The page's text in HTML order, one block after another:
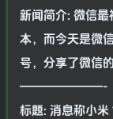
新闻简介: 微信最
本，而今天是微
号，分享了微信
———————-
标题: 消息称小